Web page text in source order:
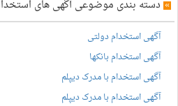
» دسته بندی موضوعی آگهی های
آگهی استخدام دولتی
آگهی استخدام بانکها
آگهی استخدام با مدرک دیپلم
آگهی استخدام با مدرک دیپلم